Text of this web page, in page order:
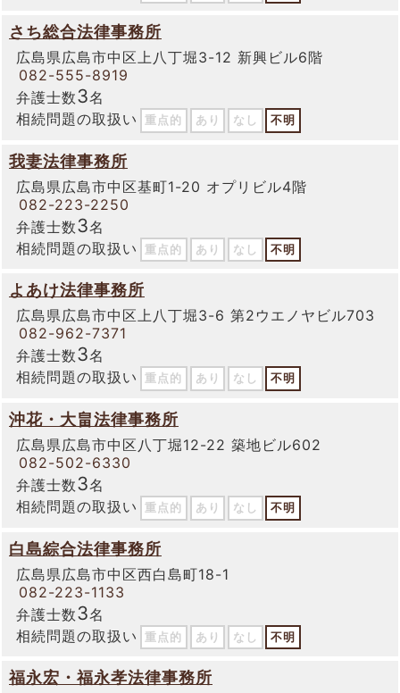
さち総合法律事務所
広島県広島市中区上八丁堀3-12 新興ビル6階
082-555-8919
弁護士数3名
相続問題の取扱い
重点的 あり なし 不明
我妻法律事務所
広島県広島市中区基町1-20 オプリビル4階
082-223-2250
弁護士数3名
相続問題の取扱い
重点的 あり なし 不明
よあけ法律事務所
広島県広島市中区上八丁堀3-6 第2ウエノヤビル703
082-962-7371
弁護士数3名
相続問題の取扱い
重点的 あり なし 不明
沖花・大畠法律事務所
広島県広島市中区八丁堀12-22 築地ビル602
082-502-6330
弁護士数3名
相続問題の取扱い
重点的 あり なし 不明
白島綜合法律事務所
広島県広島市中区西白島町18-1
082-223-1133
弁護士数3名
相続問題の取扱い
重点的 あり なし 不明
福永宏・福永孝法律事務所